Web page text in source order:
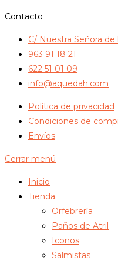
Contacto
C/ Nuestra Señora
963 91 18 21
622 51 01 09
info@aquedah.com
Política de privacidad
Condiciones de
Envíos
Cerrar menú
Inicio
Tienda
Orfebrería
Paños de Atril
Iconos
Salmistas